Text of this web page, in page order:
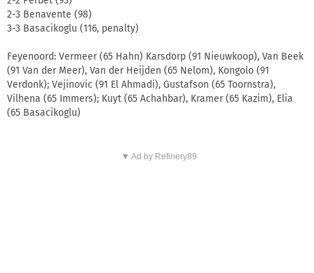
2-3 Benavente (98)
3-3 Basacikoglu (116, penalty)
Feyenoord: Vermeer (65 Hahn) Karsdorp (91 Nieuwkoop), Van Beek
(91 Van der Meer), Van der Heijden (65 Nelom), Kongolo (91
Verdonk); Vejinovic (91 El Ahmadi), Gustafson (65 Toornstra),
Vilhena (65 Immers); Kuyt (65 Achahbar), Kramer (65 Kazim), Elia
(65 Basacikoglu)
▼ Ad by Refinery89